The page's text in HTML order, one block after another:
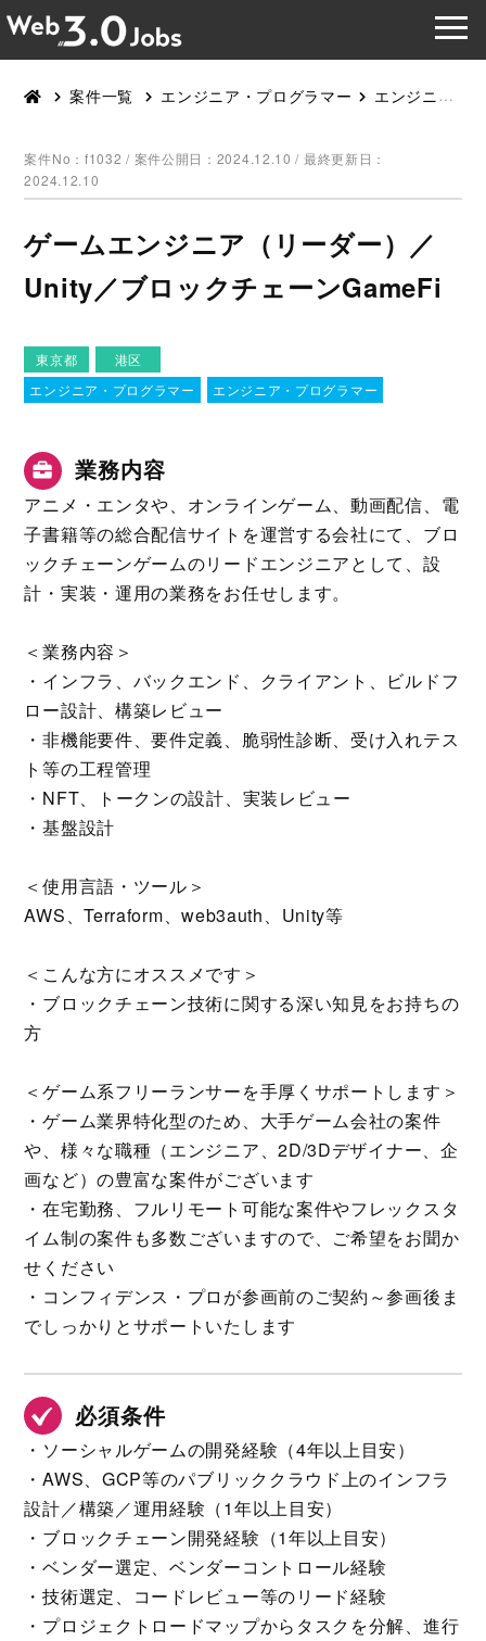
案件一覧 エンジニア・プログラマー エンジニア・プログラマー
案件No：f1032 / 案件公開日：2024.12.10 / 最終更新日：
2024.12.10
ゲームエンジニア（リーダー）／
Unity／ブロックチェーンGameFi
東京都
港区
エンジニア・プログラマー
エンジニア・プログラマー
業務内容
アニメ・エンタや、オンラインゲーム、動画配信、電
子書籍等の総合配信サイトを運営する会社にて、ブロ
ックチェーンゲームのリードエンジニアとして、設
計・実装・運用の業務をお任せします。
＜業務内容＞
・インフラ、バックエンド、クライアント、ビルドフ
ロー設計、構築レビュー
・非機能要件、要件定義、脆弱性診断、受け入れテス
ト等の工程管理
・NFT、トークンの設計、実装レビュー
・基盤設計
＜使用言語・ツール＞
AWS、Terraform、web3auth、Unity等
＜こんな方にオススメです＞
・ブロックチェーン技術に関する深い知見をお持ちの
方
＜ゲーム系フリーランサーを手厚くサポートします＞
・ゲーム業界特化型のため、大手ゲーム会社の案件
や、様々な職種（エンジニア、2D/3Dデザイナー、企
画など）の豊富な案件がございます
・在宅勤務、フルリモート可能な案件やフレックスタ
イム制の案件も多数ございますので、ご希望をお聞か
せください
・コンフィデンス・プロが参画前のご契約～参画後ま
でしっかりとサポートいたします
必須条件
・ソーシャルゲームの開発経験（4年以上目安）
・AWS、GCP等のパブリッククラウド上のインフラ
設計／構築／運用経験（1年以上目安）
・ブロックチェーン開発経験（1年以上目安）
・ベンダー選定、ベンダーコントロール経験
・技術選定、コードレビュー等のリード経験
・プロジェクトロードマップからタスクを分解、進行